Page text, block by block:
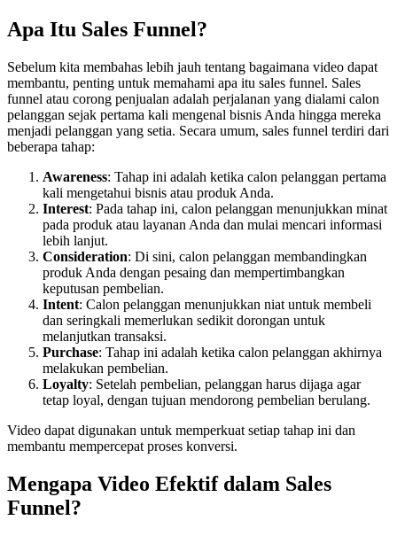
Apa Itu Sales Funnel?
Sebelum kita membahas lebih jauh tentang bagaimana video dapat
membantu, penting untuk memahami apa itu sales funnel. Sales
funnel atau corong penjualan adalah perjalanan yang dialami calon
pelanggan sejak pertama kali mengenal bisnis Anda hingga mereka
menjadi pelanggan yang setia. Secara umum, sales funnel terdiri dari
beberapa tahap:
Awareness: Tahap ini adalah ketika calon pelanggan pertama
kali mengetahui bisnis atau produk Anda.
Interest: Pada tahap ini, calon pelanggan menunjukkan minat
pada produk atau layanan Anda dan mulai mencari informasi
lebih lanjut.
Consideration: Di sini, calon pelanggan membandingkan
produk Anda dengan pesaing dan mempertimbangkan
keputusan pembelian.
Intent: Calon pelanggan menunjukkan niat untuk membeli
dan seringkali memerlukan sedikit dorongan untuk
melanjutkan transaksi.
Purchase: Tahap ini adalah ketika calon pelanggan akhirnya
melakukan pembelian.
Loyalty: Setelah pembelian, pelanggan harus dijaga agar
tetap loyal, dengan tujuan mendorong pembelian berulang.
Video dapat digunakan untuk memperkuat setiap tahap ini dan
membantu mempercepat proses konversi.
Mengapa Video Efektif dalam Sales
Funnel?